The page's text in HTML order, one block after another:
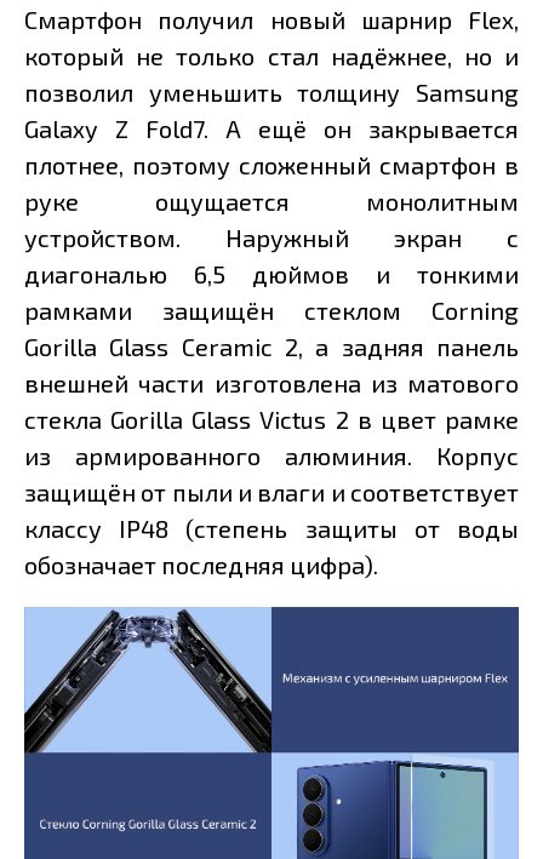
Смартфон получил новый шарнир Flex,
который не только стал надёжнее, но и
позволил уменьшить толщину Samsung
Galaxy Z Fold7. А ещё он закрывается
плотнее, поэтому сложенный смартфон в
руке ощущается монолитным
устройством. Наружный экран с
диагональю 6,5 дюймов и тонкими
рамками защищён стеклом Corning
Gorilla Glass Ceramic 2, а задняя панель
внешней части изготовлена из матового
стекла Gorilla Glass Victus 2 в цвет рамке
из армированного алюминия. Корпус
защищён от пыли и влаги и соответствует
классу IP48 (степень защиты от воды
обозначает последняя цифра).